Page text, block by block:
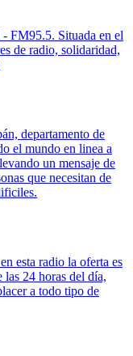
FM95.5. Situada en el
de radio, solidaridad,
departamento de
el mundo en linea a
un mensaje de
que necesitan de
esta radio la oferta es
las 24 horas del día,
a todo tipo de